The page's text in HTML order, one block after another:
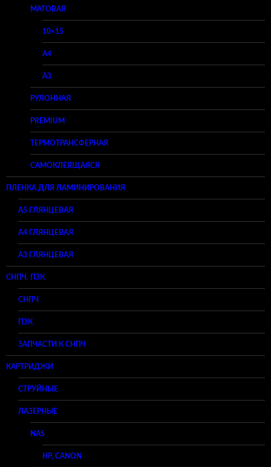
МАТОВАЯ
10×15
A4
A3
РУЛОННАЯ
PREMIUM
ТЕРМОТРАНСФЕРНАЯ
САМОКЛЕЯЩАЯСЯ
ПЛЕНКА ДЛЯ ЛАМИНИРОВАНИЯ
A5 ГЛЯНЦЕВАЯ
А4 ГЛЯНЦЕВАЯ
A3 ГЛЯНЦЕВАЯ
СНПЧ, ПЗК
СНПЧ
ПЗК
ЗАПЧАСТИ К СНПЧ
КАРТРИДЖИ
СТРУЙНЫЕ
ЛАЗЕРНЫЕ
NAS
HP, CANON